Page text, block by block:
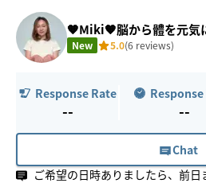
🧡Miki🧡脳から體を元気
New 5.0(6 reviews)
Response Rate
-- --
Chat
ご希望の日時ありましたら、前日